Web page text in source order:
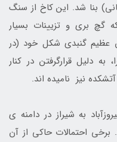
بنا شد. این کاخ از سنگ
بری و تزیینات بسیار
عظیم گنبدی شکل خود (در
دلیل قرارگرفتن در کنار
نیز نامیده اند.
به شیراز در دامنه ی
احتمالات حاکی از آن